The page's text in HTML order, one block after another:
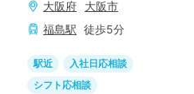
大阪府
大阪市
福島駅 徒歩5分
駅近
入社日応相談
シフト応相談